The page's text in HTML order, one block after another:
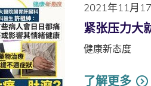
2021年11月
紧张压力大
健康新态度
了解更多